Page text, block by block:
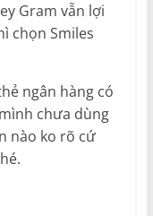
Gram vẫn lợi
chọn Smiles
ngân hàng có
chưa dùng
nào ko rõ cứ